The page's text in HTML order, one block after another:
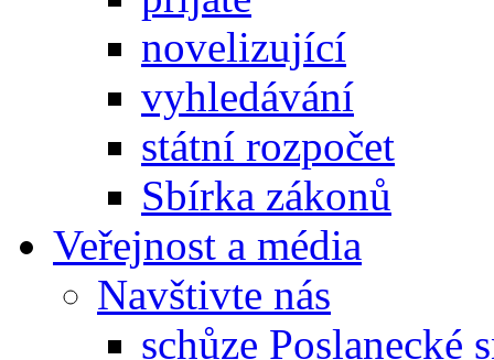
novelizující
vyhledávání
státní rozpočet
Sbírka zákonů
Veřejnost a média
Navštivte nás
schůze Poslanecké